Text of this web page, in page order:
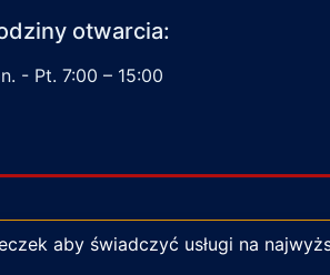
otwarcia:
- Pt. 7:00 – 15:00
aby świadczyć usługi na